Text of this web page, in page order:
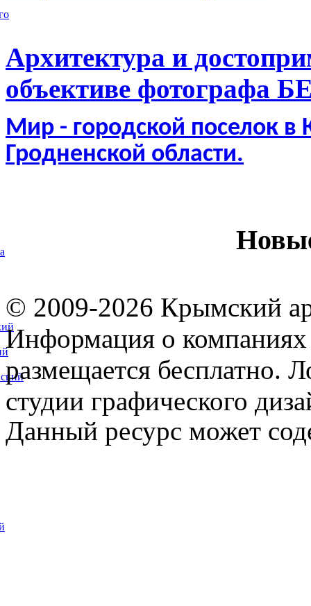
Архитектура и
объективе фотографа
Мир - городской поселок в
Гродненской области.
© 2009-2026 Крымский
Информация о компаниях
размещается бесплатно.
студии графического
Данный ресурс может